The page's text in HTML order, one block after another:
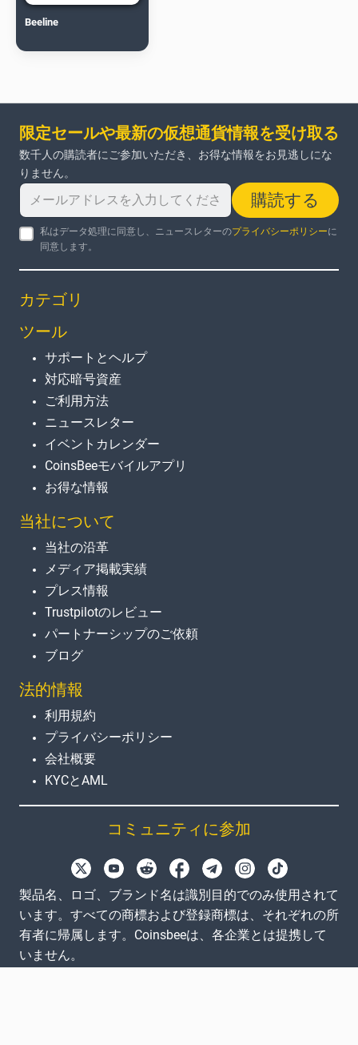
Beeline
限定セールや最新の仮想通貨情報を受け取る
数千人の購読者にご参加いただき、お得な情報をお見逃しにな
りません。
購読する
私はデータ処理に同意し、ニュースレターのプライバシーポリシーに
同意します。
カテゴリ
ツール
サポートとヘルプ
対応暗号資産
ご利用方法
ニュースレター
イベントカレンダー
CoinsBeeモバイルアプリ
お得な情報
当社について
当社の沿革
メディア掲載実績
プレス情報
Trustpilotのレビュー
パートナーシップのご依頼
ブログ
法的情報
利用規約
プライバシーポリシー
会社概要
KYCとAML
コミュニティに参加
製品名、ロゴ、ブランド名は識別目的でのみ使用されて
います。すべての商標および登録商標は、それぞれの所
有者に帰属します。Coinsbeeは、各企業とは提携して
いません。